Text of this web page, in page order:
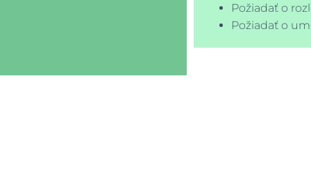
Požiadať o
Požiadať o